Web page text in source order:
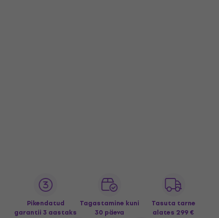
Pikendatud
garantii 3 aastaks
Tagastamine kuni
30 päeva
Tasuta tarne
alates 299 €